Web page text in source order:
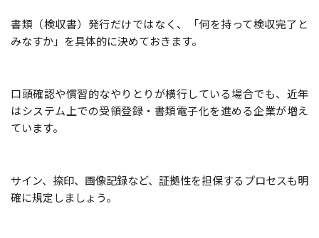
書類（検収書）発行だけではなく、「何を持って検収完了と
みなすか」を具体的に決めておきます。
口頭確認や慣習的なやりとりが横行している場合でも、近年
はシステム上での受領登録・書類電子化を進める企業が増え
ています。
サイン、捺印、画像記録など、証拠性を担保するプロセスも明
確に規定しましょう。